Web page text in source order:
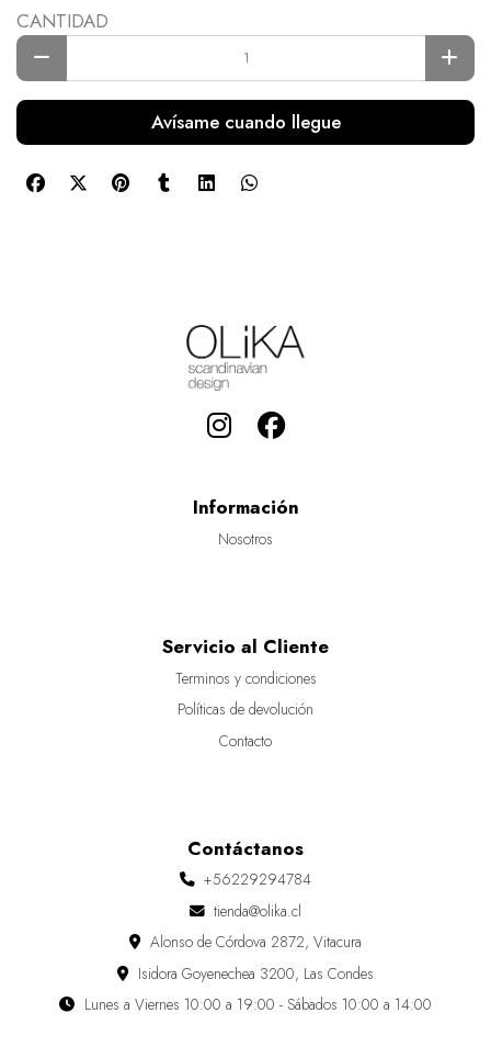
CANTIDAD
Avísame cuando llegue
Información
Nosotros
Servicio al Cliente
Terminos y condiciones
Políticas de devolución
Contacto
Contáctanos
+56229294784
tienda@olika.cl
Alonso de Córdova 2872, Vitacura
Isidora Goyenechea 3200, Las Condes
Lunes a Viernes 10:00 a 19:00 - Sábados 10:00 a 14:00